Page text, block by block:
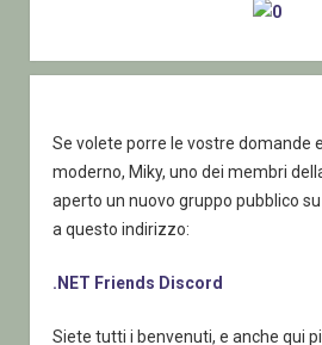
foglio
Se volete porre le vostre domande
moderno, Miky, uno dei membri
aperto un nuovo gruppo pubblico
a questo indirizzo:
.NET Friends Discord
Siete tutti i benvenuti, e anche qui